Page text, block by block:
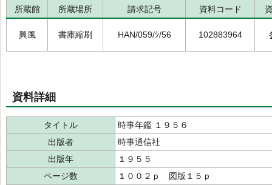
所蔵館 所蔵場所 請求記号 資料コード
興風 書庫縮刷 HAN/059/ｼ/56 102883964
資料詳細
タイトル
時事年鑑 １９５６
出版者
時事通信社
出版年
１９５５
ページ数
１００２ｐ 図版１５ｐ